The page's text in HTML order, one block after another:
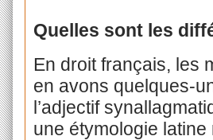
Quelles sont les
En droit français, les
en avons quelques-
l’adjectif
une étymologie latine